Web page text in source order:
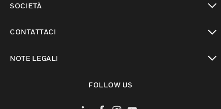
SOCIETÀ
CONTATTACI
NOTE LEGALI
FOLLOW US